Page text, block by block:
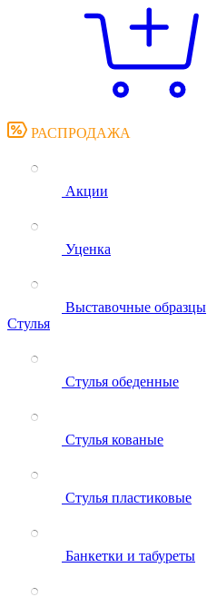
РАСПРОДАЖА
Акции
Уценка
Выставочные образцы
Стулья
Стулья обеденные
Стулья кованые
Стулья пластиковые
Банкетки и табуреты